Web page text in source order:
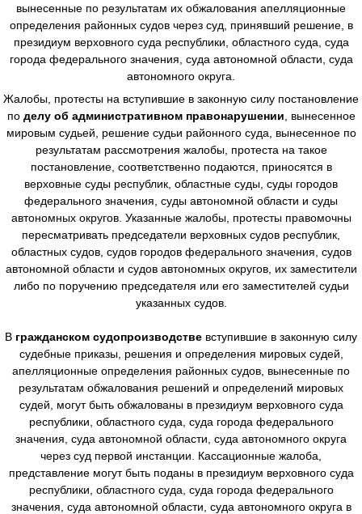
вынесенные по результатам их обжалования апелляционные
определения районных судов через суд, принявший решение, в
президиум верховного суда республики, областного суда, суда
города федерального значения, суда автономной области, суда
автономного округа.
Жалобы, протесты на вступившие в законную силу постановление
по делу об административном правонарушении , вынесенное
мировым судьей, решение судьи районного суда, вынесенное по
результатам рассмотрения жалобы, протеста на такое
постановление, соответственно подаются, приносятся в
верховные суды республик, областные суды, суды городов
федерального значения, суды автономной области и суды
автономных округов. Указанные жалобы, протесты правомочны
пересматривать председатели верховных судов республик,
областных судов, судов городов федерального значения, судов
автономной области и судов автономных округов, их заместители
либо по поручению председателя или его заместителей судьи
указанных судов.
В гражданском судопроизводстве вступившие в законную силу
судебные приказы, решения и определения мировых судей,
апелляционные определения районных судов, вынесенные по
результатам обжалования решений и определений мировых
судей, могут быть обжалованы в президиум верховного суда
республики, областного суда, суда города федерального
значения, суда автономной области, суда автономного округа
через суд первой инстанции. Кассационные жалоба,
представление могут быть поданы в президиум верховного суда
республики, областного суда, суда города федерального
значения, суда автономной области, суда автономного округа в